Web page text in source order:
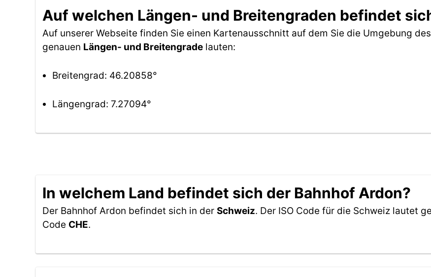
Auf welchen Längen- und Breitengraden befindet
Auf unserer Webseite finden Sie einen Kartenausschnitt auf dem Sie die Umgebung
genauen Längen- und Breitengrade lauten:
Breitengrad: 46.20858°
Längengrad: 7.27094°
In welchem Land befindet sich der Bahnhof Ardon?
Der Bahnhof Ardon befindet sich in der Schweiz. Der ISO Code für die Schweiz lautet
Code CHE.